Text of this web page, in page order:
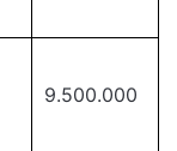
9.500.000